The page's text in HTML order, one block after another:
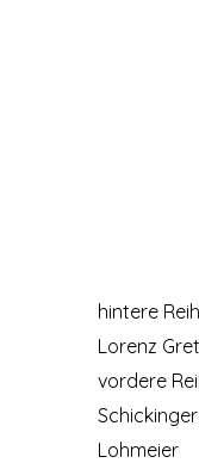
hintere
Lorenz
vordere
Lohmeier